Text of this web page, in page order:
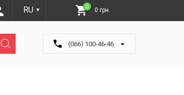
RU ▼
0 0 грн.
(066) 100-46-46